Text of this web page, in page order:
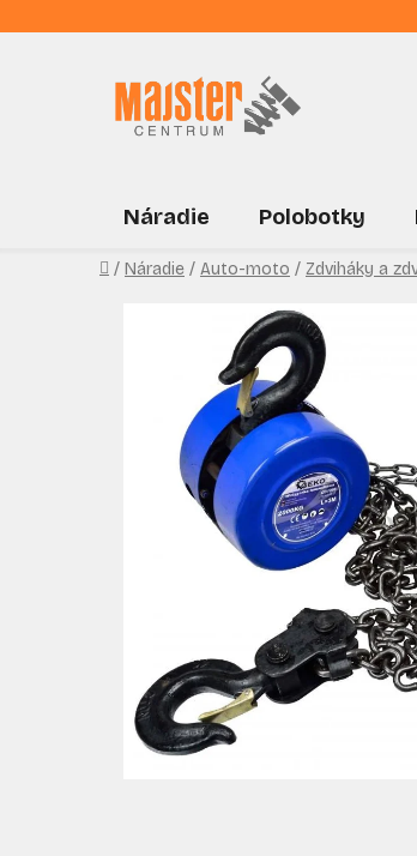
na
Náradie Polobotky
Domov
/ Náradie / Auto-moto / Zdviháky a